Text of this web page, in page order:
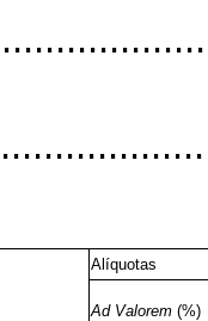
Alíquotas
Ad Valorem (%)